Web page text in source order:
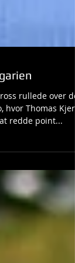
rullede over
redde point...